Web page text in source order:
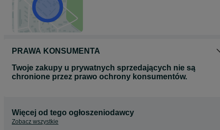
PRAWA KONSUMENTA
Twoje zakupy u prywatnych sprzedających nie są
chronione przez prawo ochrony konsumentów.
Więcej od tego ogłoszeniodawcy
Zobacz wszystkie